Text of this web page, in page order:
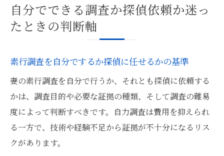
自分でできる調査か探偵依頼か迷っ
たときの判断軸
素行調査を自分でするか探偵に任せるかの基準
妻の素行調査を自分で行うか、それとも探偵に依頼する
かは、調査目的や必要な証拠の種類、そして調査の難易
度によって判断すべきです。自力調査は費用を抑えられ
る一方で、技術や経験不足から証拠が不十分になるリス
クがあります。